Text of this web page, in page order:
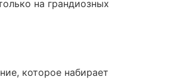
на грандиозных
которое набирает